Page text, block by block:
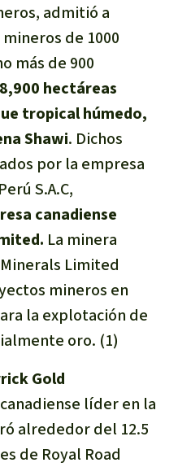
de palma
Industriales
y niños
y Defensores
admitió a
de 1000
más de 900
8,900 hectáreas
tropical húmedo,
Shawi. Dichos
por la empresa
S.A.C,
canadiense
La minera
Limited
mineros en
la explotación de
oro. (1)
Gold
líder en la
alrededor del 12.5
de Royal Road